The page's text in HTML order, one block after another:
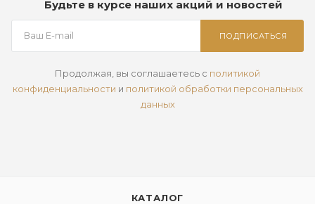
Будьте в курсе наших акций и новостей
ПОДПИСАТЬСЯ
Продолжая, вы соглашаетесь с политикой
конфиденциальности и политикой обработки персональных
данных
КАТАЛОГ